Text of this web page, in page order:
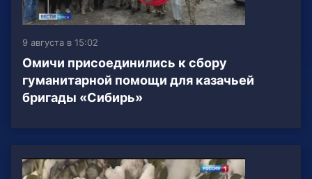
9 августа в 15:02
Омичи присоединились к сбору
гуманитарной помощи для казачьей
бригады «Сибирь»